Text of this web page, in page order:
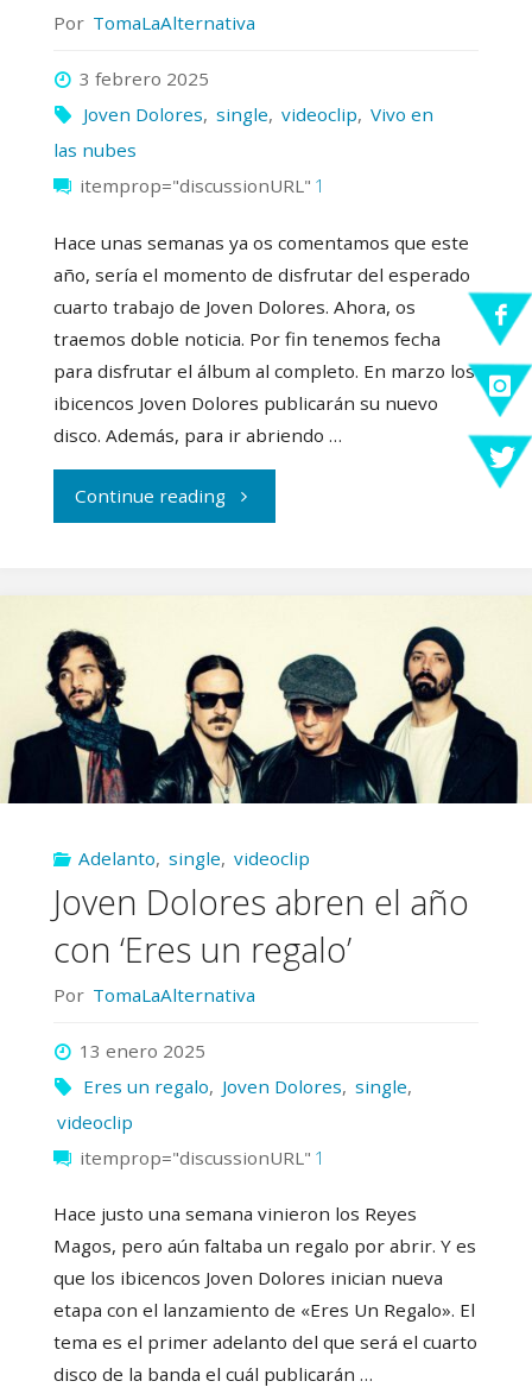
Por TomaLaAlternativa
3 febrero 2025
Joven Dolores, single, videoclip, Vivo en
las nubes
itemprop="discussionURL" 1
Hace unas semanas ya os comentamos que este
año, sería el momento de disfrutar del esperado
cuarto trabajo de Joven Dolores. Ahora, os
traemos doble noticia. Por fin tenemos fecha
para disfrutar el álbum al completo. En marzo los
ibicencos Joven Dolores publicarán su nuevo
disco. Además, para ir abriendo …
Continue reading"Joven
llevan
a
vivir
las
nubes"
Adelanto, single, videoclip
Joven Dolores abren el año
con ‘Eres un regalo’
Por TomaLaAlternativa
13 enero 2025
Eres un regalo, Joven Dolores, single,
videoclip
itemprop="discussionURL" 1
Hace justo una semana vinieron los Reyes
Magos, pero aún faltaba un regalo por abrir. Y es
que los ibicencos Joven Dolores inician nueva
etapa con el lanzamiento de «Eres Un Regalo». El
tema es el primer adelanto del que será el cuarto
disco de la banda el cuál publicarán …